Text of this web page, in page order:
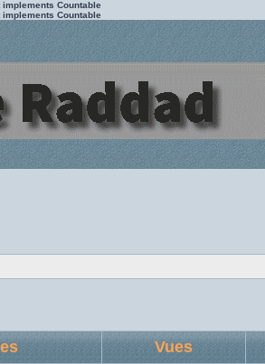
Countable
Countable
Vues